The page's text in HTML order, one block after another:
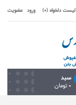
لیست دلخواه (0) ورود عضویت
سبد
0 تومان